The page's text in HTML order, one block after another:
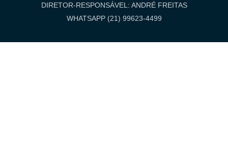
DIRETOR-RESPONSÁVEL: ANDRÉ FREITAS
WHATSAPP (21) 99623-4499